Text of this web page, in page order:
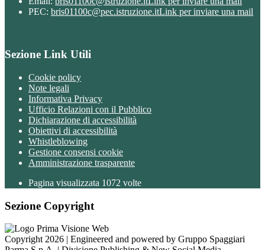
PEC: bris01100c@pec.istruzione.itLink per inviare una mail
Sezione Link Utili
Cookie policy
Note legali
Informativa Privacy
Ufficio Relazioni con il Pubblico
Dichiarazione di accessibilità
Obiettivi di accessibilità
Whistleblowing
Gestione consensi cookie
Amministrazione trasparente
Pagina visualizzata 1072 volte
Sezione Copyright
Copyright 2026 | Engineered and powered by Gruppo Spaggiari